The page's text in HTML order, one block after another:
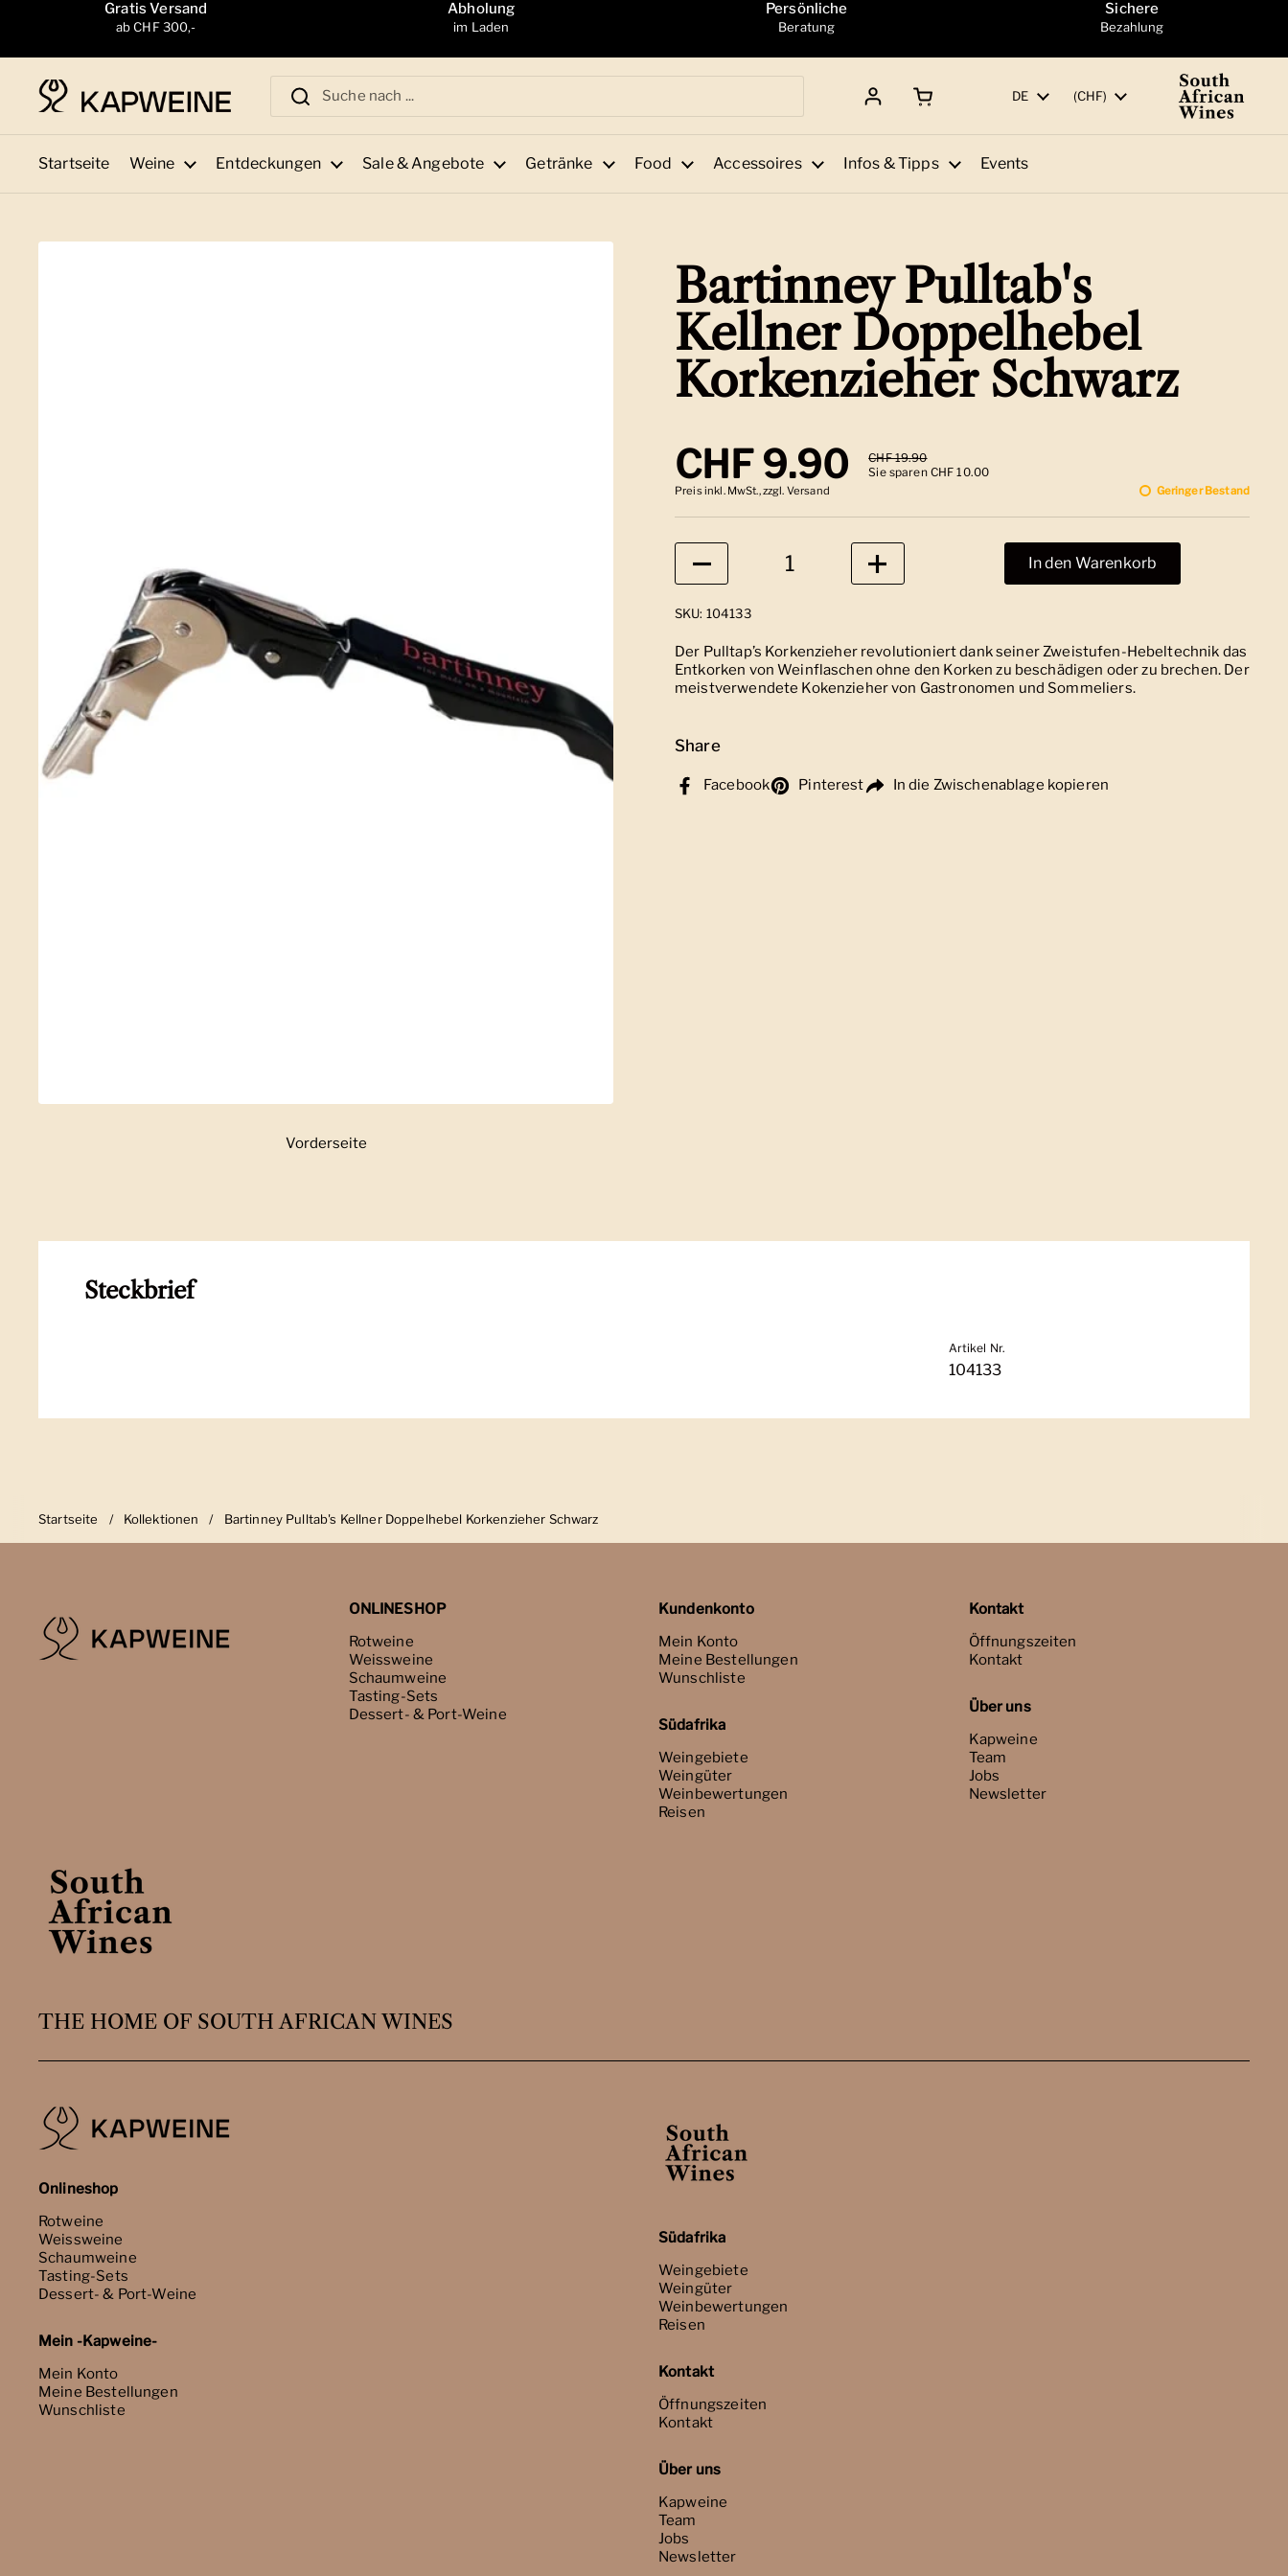
Zum Inhalt springenGratis Versand
ab CHF 300,-
Abholung
im Laden
Persönliche
Beratung
Sichere
Bezahlung
Sprache
DE Land/Region
(CHF)
Startseite Weine Entdeckungen Sale & Angebote Getränke Food Accessoires Infos & Tipps Events
Zeige Folie 1
Vorderseite
Bartinney Pulltab's
Kellner Doppelhebel
Korkenzieher Schwarz
Regulärer Preis
CHF 9.90 Sale-Preis
CHF 19.90
Sie sparen CHF 10.00
Preis inkl. MwSt., zzgl. Versand Geringer Bestand
Anzahl
In den Warenkorb
SKU: 104133
Der Pulltap’s Korkenzieher revolutioniert dank seiner Zweistufen-Hebeltechnik das
Entkorken von Weinflaschen ohne den Korken zu beschädigen oder zu brechen. Der
meistverwendete Kokenzieher von Gastronomen und Sommeliers.
Share
Facebook Pinterest In die Zwischenablage kopieren
Steckbrief
Artikel Nr.
104133
Startseite / Kollektionen / Bartinney Pulltab's Kellner Doppelhebel Korkenzieher Schwarz
ONLINESHOP
Rotweine
Weissweine
Schaumweine
Tasting-Sets
Dessert- & Port-Weine
Kundenkonto
Mein Konto
Meine Bestellungen
Wunschliste
Südafrika
Weingebiete
Weingüter
Weinbewertungen
Reisen
Kontakt
Öffnungszeiten
Kontakt
Über uns
Kapweine
Team
Jobs
Newsletter
THE HOME OF SOUTH AFRICAN WINES
Onlineshop
Rotweine
Weissweine
Schaumweine
Tasting-Sets
Dessert- & Port-Weine
Mein -Kapweine-
Mein Konto
Meine Bestellungen
Wunschliste
Südafrika
Weingebiete
Weingüter
Weinbewertungen
Reisen
Kontakt
Öffnungszeiten
Kontakt
Über uns
Kapweine
Team
Jobs
Newsletter